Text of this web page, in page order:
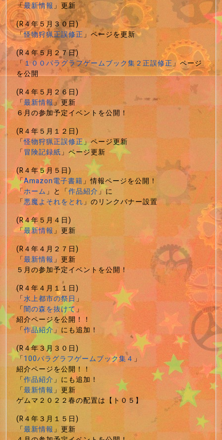
「最新情報」更新
(R４年５月３０日)
「怪物狩猟正誤修正」ページを更新
(R４年５月２７日)
「１００パラグラフゲームブック集２正誤修正」ページ
を公開
(R４年５月２６日)
「最新情報」更新
６月の参加予定イベントを公開！
(R４年５月１２日)
「怪物狩猟正誤修正」ページ更新
「冒険記録紙」ページ更新
(R４年５月５日)
「Amazon電子書籍」情報ページを公開！
「ホーム」と「作品紹介」に
「悪魔よそれをとれ」のリンクバナー設置
(R４年５月４日)
「最新情報」更新
(R４年４月２７日)
「最新情報」更新
５月の参加予定イベントを公開！
(R４年４月１１日)
「水上都市の祭日」
「闇の森を抜けて」
紹介ページを公開！！
「作品紹介」にも追加！
(R４年３月３０日)
「100パラグラフゲームブック集４ 」
紹介ページを公開！！
「作品紹介」にも追加！
「最新情報」更新
ゲムマ２０２２春の配置は【ト０５】
(R４年３月１５日)
「最新情報」更新